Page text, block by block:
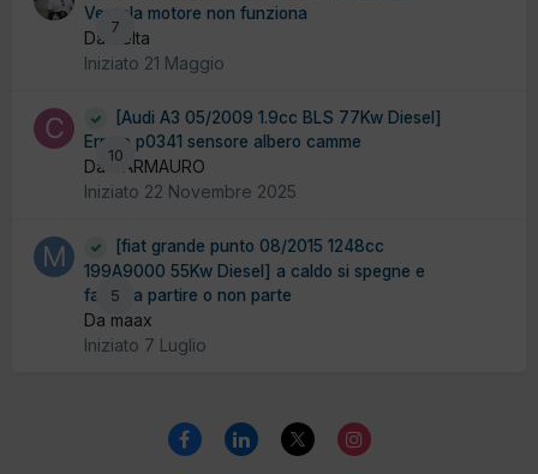
7
Ventola motore non funziona
Da delta
Iniziato 21 Maggio
10
[Audi A3 05/2009 1.9cc BLS 77Kw Diesel]
Errore p0341 sensore albero camme
Da CARMAURO
Iniziato 22 Novembre 2025
5
[fiat grande punto 08/2015 1248cc
199A9000 55Kw Diesel] a caldo si spegne e
fatica a partire o non parte
Da maax
Iniziato 7 Luglio